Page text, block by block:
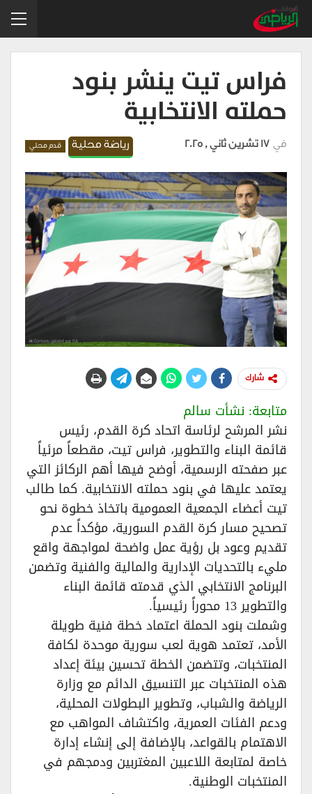
فراس تيت ينشر بنود
حملته الانتخابية
رياضة محلية قدم محلي في 17 تشرين ثاني , 2025
شارك
متابعة: نشأت سالم
​نشر المرشح لرئاسة اتحاد كرة القدم، رئيس
قائمة البناء والتطوير، فراس تيت، مقطعاً مرئياً
عبر صفحته الرسمية، أوضح فيها أهم الركائز التي
يعتمد عليها في بنود حملته الانتخابية. كما طالب
تيت أعضاء الجمعية العمومية باتخاذ خطوة نحو
تصحيح مسار كرة القدم السورية، مؤكداً عدم
تقديم وعود بل رؤية عمل واضحة لمواجهة واقع
مليء بالتحديات الإدارية والمالية والفنية وتضمن
البرنامج الانتخابي الذي قدمته قائمة البناء
والتطوير 13 محوراً رئيسياً.
​وشملت بنود الحملة اعتماد خطة فنية طويلة
الأمد، تعتمد هوية لعب سورية موحدة لكافة
المنتخبات، وتتضمن الخطة تحسين بيئة إعداد
هذه المنتخبات عبر التنسيق الدائم مع وزارة
الرياضة والشباب، وتطوير البطولات المحلية،
ودعم الفئات العمرية، واكتشاف المواهب مع
الاهتمام بالقواعد، بالإضافة إلى إنشاء إدارة
خاصة لمتابعة اللاعبين المغتربين ودمجهم في
المنتخبات الوطنية.